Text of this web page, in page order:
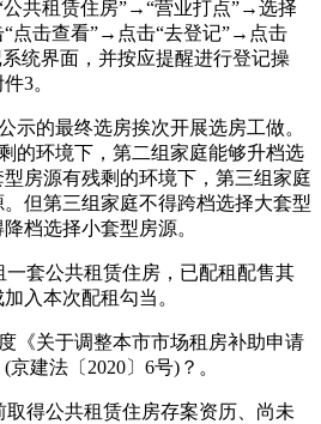
共租赁住房”→“营业打点”→选择
“点击查看”→点击“去登记”→点击
统界面，并按应提醒进行登记操
3。
的最终选房挨次开展选房工做。
的环境下，第二组家庭能够升档选
房源有残剩的环境下，第三组家庭
但第三组家庭不得跨档选择大套型
档选择小套型房源。
套公共租赁住房，已配租配售其
入本次配租勾当。
关于调整本市市场租房补助申请
建法〔2020〕6号)？。
得公共租赁住房存案资历、尚未